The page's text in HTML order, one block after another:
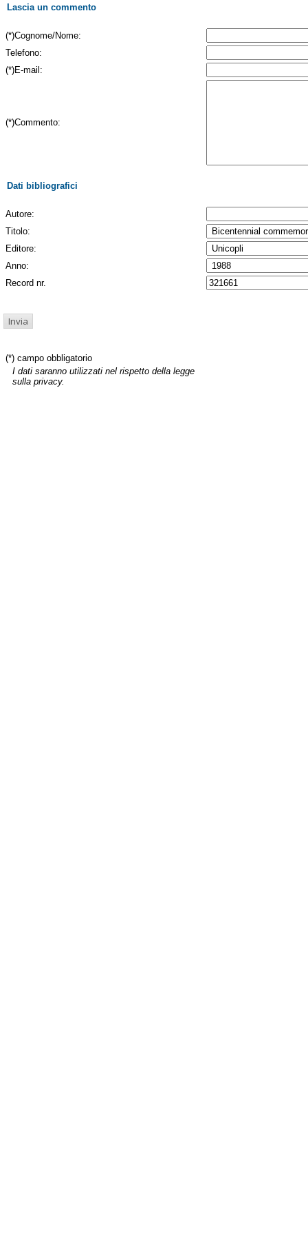
Lascia un commento
(*)Cognome/Nome:
Telefono:
(*)E-mail:
(*)Commento:
Dati bibliografici
Autore:
Titolo:
Editore:
Anno:
Record nr.
(*) campo obbligatorio
I dati saranno utilizzati nel rispetto della legge
sulla privacy.